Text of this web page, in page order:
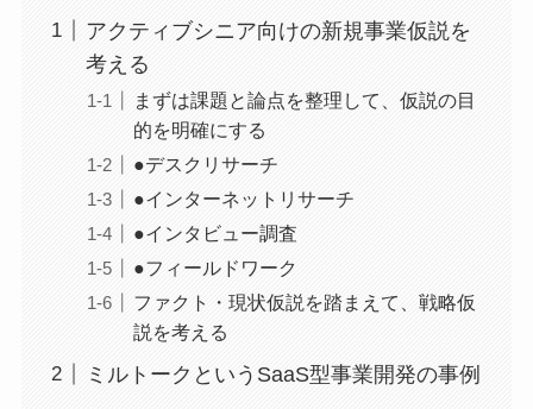
アクティブシニア向けの新規事業仮説を
考える
まずは課題と論点を整理して、仮説の目
的を明確にする
●デスクリサーチ
●インターネットリサーチ
●インタビュー調査
●フィールドワーク
ファクト・現状仮説を踏まえて、戦略仮
説を考える
ミルトークというSaaS型事業開発の事例